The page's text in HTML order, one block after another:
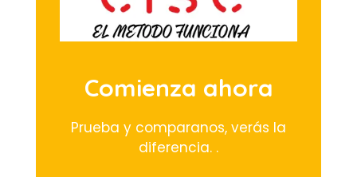
Comienza ahora
Prueba y comparanos, verás la
diferencia. .